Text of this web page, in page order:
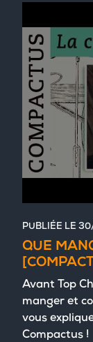
PUBLIÉE LE
QUE
Avant Top
manger et
vous
Compactus !